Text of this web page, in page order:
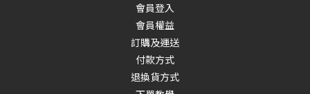
會員登入
會員權益
訂購及運送
付款方式
退換貨方式